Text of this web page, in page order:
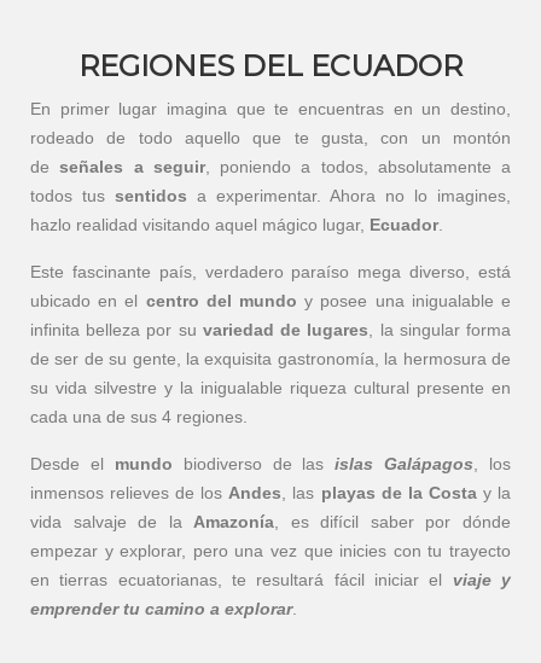
REGIONES DEL ECUADOR
En primer lugar imagina que te encuentras en un destino,
rodeado de todo aquello que te gusta, con un montón
deseñales a seguir, poniendo a todos, absolutamente a
todos tus sentidos a experimentar. Ahora no lo imagines,
hazlo realidad visitando aquel mágico lugar, Ecuador.
Este fascinante país, verdadero paraíso mega diverso, está
ubicado en el centro del mundo y posee una inigualable e
infinita belleza por su variedad de lugares , la singular forma
de ser de su gente, la exquisita gastronomía, la hermosura de
su vida silvestre y la inigualable riqueza cultural presente en
cada una de sus 4 regiones.
Desde el mundo biodiverso de lasislas Galápagos , los
inmensos relieves de los Andes , las playas de la Costay la
vida salvaje de la Amazonía , es difícil saber por dónde
empezar y explorar, pero una vez que inicies con tu trayecto
en tierras ecuatorianas, te resultará fácil iniciar el viaje y
emprender tu camino a explorar.